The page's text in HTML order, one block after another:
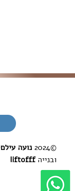
©2024 נועה
ובנייהliftofff